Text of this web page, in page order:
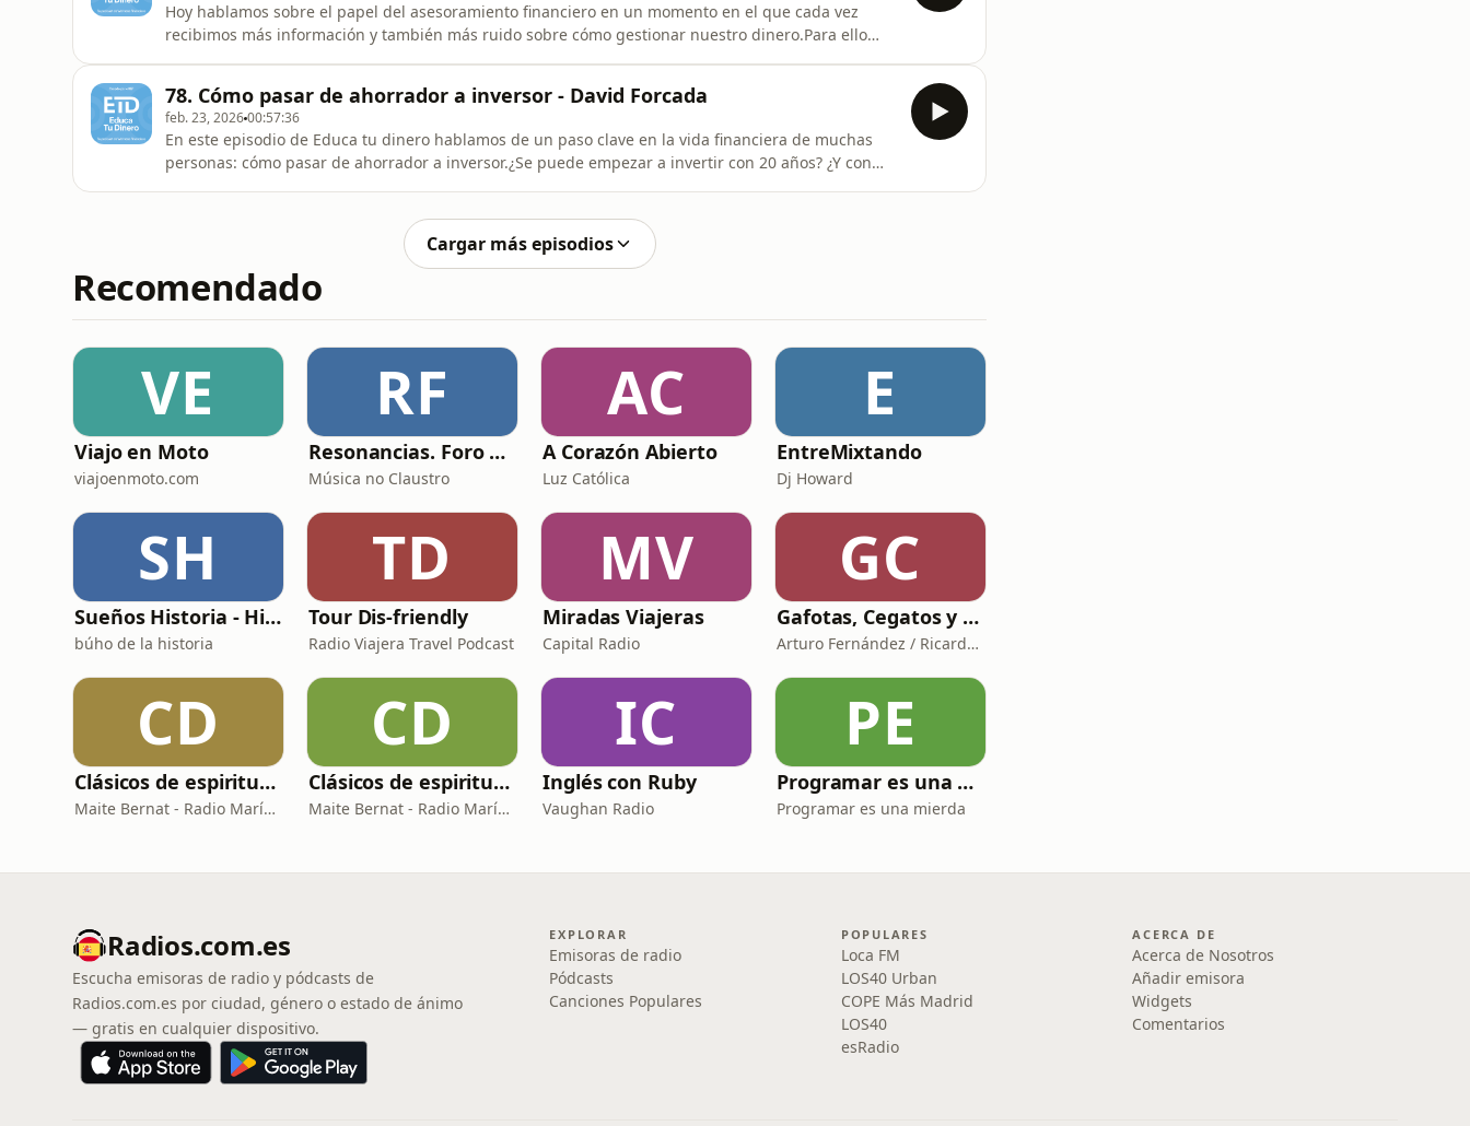
Hoy hablamos sobre el papel del asesoramiento financiero en un momento en el que cada vez
recibimos más información y también más ruido sobre cómo gestionar nuestro dinero.Para ello
comentamos algunos de los resultado
78. Cómo pasar de ahorrador a inversor - David Forcada
feb. 23, 202600:57:36
En este episodio de Educa tu dinero hablamos de un paso clave en la vida financiera de muchas
personas: cómo pasar de ahorrador a inversor.¿Se puede empezar a invertir con 20 años? ¿Y con
Cargar más episodios
Recomendado
VE
Viajo en Moto
viajoenmoto.com
RF
Resonancias. Foro profesional de instrumentos musicais
Música no Claustro
AC
A Corazón Abierto
Luz Católica
E
EntreMixtando
Dj Howard
SH
Sueños Historia - Histórico Podcast de historia relajada para dormir
búho de la historia
TD
Tour Dis-friendly
Radio Viajera Travel Podcast
MV
Miradas Viajeras
Capital Radio
GC
Gafotas, Cegatos y sus Aparatos - Podcast
Arturo Fernández / Ricardo Abad
CD
Clásicos de espiritualidad: El arte de aprovechar nuestras faltas
Maite Bernat - Radio María España
CD
Clásicos de espiritualidad: El combate espiritual
Maite Bernat - Radio María ESP
IC
Inglés con Ruby
Vaughan Radio
PE
Programar es una mierda
Programar es una mierda
Radios.com.es
Escucha emisoras de radio y pódcasts de
Radios.com.es por ciudad, género o estado de ánimo
— gratis en cualquier dispositivo.
EXPLORAR
Emisoras de radio
Pódcasts
Canciones Populares
POPULARES
Loca FM
LOS40 Urban
COPE Más Madrid
LOS40
esRadio
ACERCA DE
Acerca de Nosotros
Añadir emisora
Widgets
Comentarios